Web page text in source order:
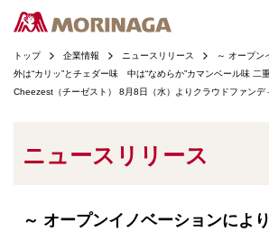
トップ 企業情報 ニュースリリース
～ オープン
外は“カリッ”とチェダー味 中は“なめらか”カマンベール味 二
Cheezest（チーゼスト） 8月8日（水）よりクラウドファンデ
ニュースリリース
～ オープンイノベーションによ